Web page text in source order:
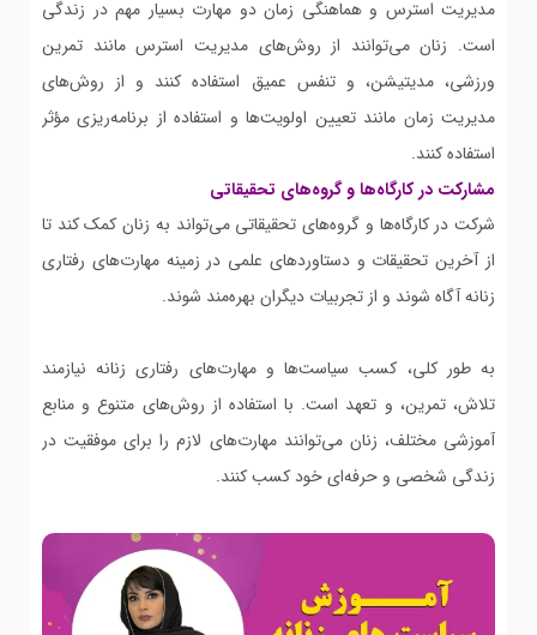
مدیریت استرس و هماهنگی زمان دو مهارت بسیار مهم در زندگی
است. زنان می‌توانند از روش‌های مدیریت استرس مانند تمرین
ورزشی، مدیتیشن، و تنفس عمیق استفاده کنند و از روش‌های
مدیریت زمان مانند تعیین اولویت‌ها و استفاده از برنامه‌ریزی مؤثر
استفاده کنند.
مشارکت در کارگاه‌ها و گروه‌های تحقیقاتی
شرکت در کارگاه‌ها و گروه‌های تحقیقاتی می‌تواند به زنان کمک کند تا
از آخرین تحقیقات و دستاوردهای علمی در زمینه مهارت‌های رفتاری
زنانه آگاه شوند و از تجربیات دیگران بهره‌مند شوند.
به طور کلی، کسب سیاست‌ها و مهارت‌های رفتاری زنانه نیازمند
تلاش، تمرین، و تعهد است. با استفاده از روش‌های متنوع و منابع
آموزشی مختلف، زنان می‌توانند مهارت‌های لازم را برای موفقیت در
زندگی شخصی و حرفه‌ای خود کسب کنند.